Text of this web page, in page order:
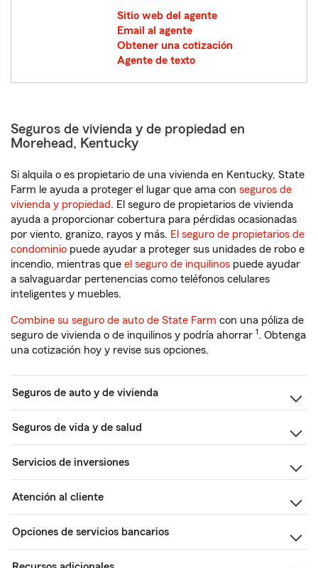
Sitio web del agente
Email al agente
Obtener una cotización
Agente de texto
Seguros de vivienda y de propiedad en
Morehead, Kentucky
Si alquila o es propietario de una vivienda en Kentucky, State
Farm le ayuda a proteger el lugar que ama con seguros de
vivienda y propiedad. El seguro de propietarios de vivienda
ayuda a proporcionar cobertura para pérdidas ocasionadas
por viento, granizo, rayos y más. El seguro de propietarios de
condominio puede ayudar a proteger sus unidades de robo e
incendio, mientras que el seguro de inquilinos puede ayudar
a salvaguardar pertenencias como teléfonos celulares
inteligentes y muebles.
Combine su seguro de auto de State Farm con una póliza de
seguro de vivienda o de inquilinos y podría ahorrar 1. Obtenga
una cotización hoy y revise sus opciones.
Seguros de auto y de vivienda
Seguros de vida y de salud
Servicios de inversiones
Atención al cliente
Opciones de servicios bancarios